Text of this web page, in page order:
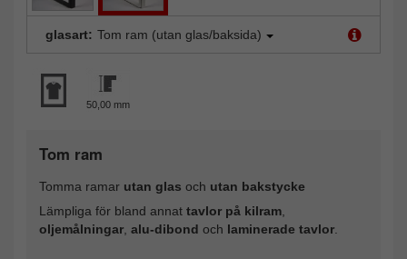
glasart: Tom ram (utan glas/baksida)
50,00 mm
Tom ram
Tomma ramar utan glas och utan bakstycke
Lämpliga för bland annat tavlor på kilram,
oljemålningar, alu-dibond och laminerade tavlor.